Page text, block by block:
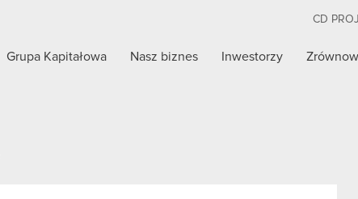
CD
Grupa Kapitałowa Nasz biznes Inwestorzy